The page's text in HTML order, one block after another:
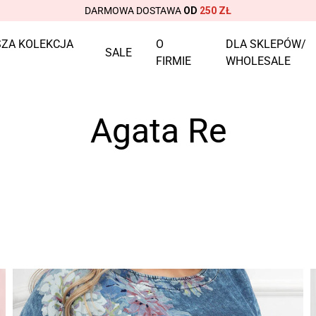
DARMOWA DOSTAWA OD 250 ZŁ
KOLEKCJA
SALE
O
FIRMIE
DLA SKLEPÓW/
WHOLESALE
Agata Re